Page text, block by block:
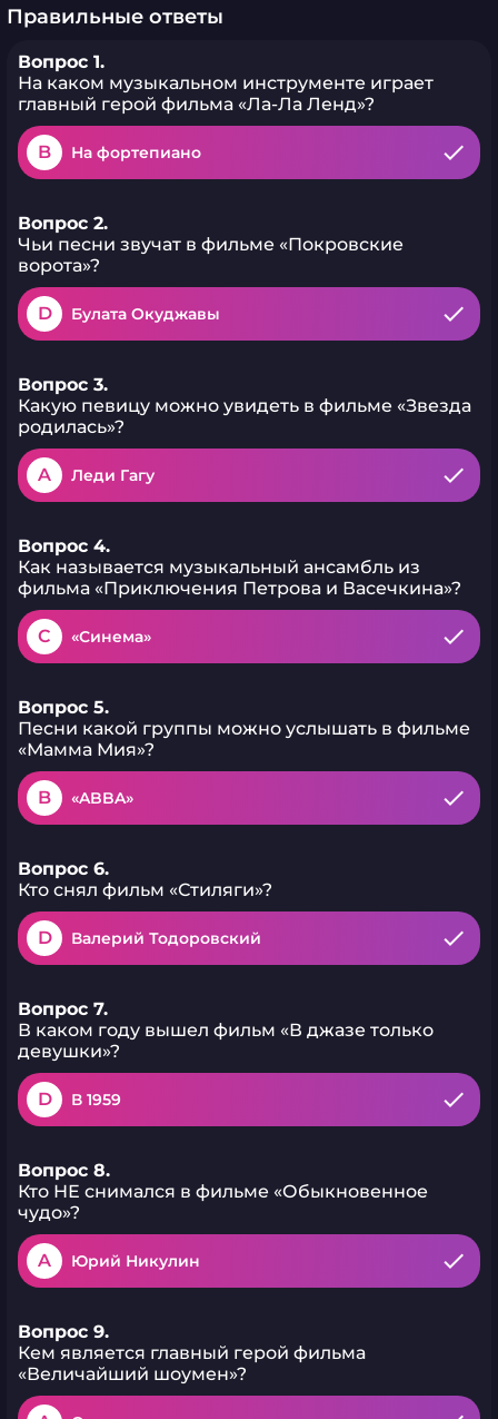
Правильные ответы
Вопрос 1.
На каком музыкальном инструменте играет
главный герой фильма «Ла-Ла Ленд»?
B На фортепиано
Вопрос 2.
Чьи песни звучат в фильме «Покровские
ворота»?
D Булата Окуджавы
Вопрос 3.
Какую певицу можно увидеть в фильме «Звезда
родилась»?
A Леди Гагу
Вопрос 4.
Как называется музыкальный ансамбль из
фильма «Приключения Петрова и Васечкина»?
C «Синема»
Вопрос 5.
Песни какой группы можно услышать в фильме
«Мамма Мия»?
B «ABBA»
Вопрос 6.
Кто снял фильм «Стиляги»?
D Валерий Тодоровский
Вопрос 7.
В каком году вышел фильм «В джазе только
девушки»?
D В 1959
Вопрос 8.
Кто НЕ снимался в фильме «Обыкновенное
чудо»?
A Юрий Никулин
Вопрос 9.
Кем является главный герой фильма
«Величайший шоумен»?